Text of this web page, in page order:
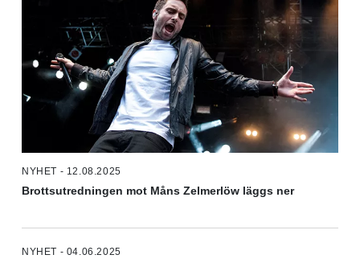
NYHET - 12.08.2025
Brottsutredningen mot Måns Zelmerlöw läggs ner
NYHET - 04.06.2025